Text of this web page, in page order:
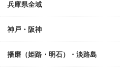
兵庫県全域
神戸・阪神
播磨（姫路・明石）・淡路島